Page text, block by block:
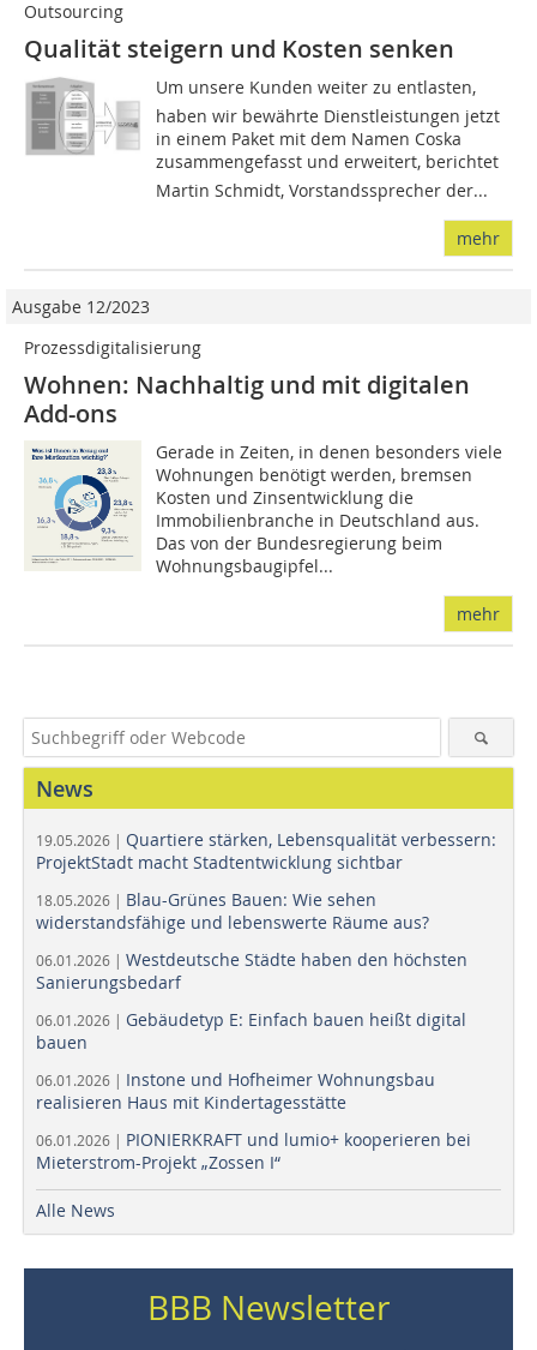
Outsourcing
Qualität steigern und Kosten senken
Um unsere Kunden weiter zu entlasten,
haben wir bewährte Dienstleistungen jetzt
in einem Paket mit dem Namen Coska
zusammengefasst und erweitert, berichtet
Martin Schmidt, Vorstandssprecher der...
mehr
Ausgabe 12/2023
Prozessdigitalisierung
Wohnen: Nachhaltig und mit digitalen
Add-ons
Gerade in Zeiten, in denen besonders viele
Wohnungen benötigt werden, bremsen
Kosten und Zinsentwicklung die
Immobilienbranche in Deutschland aus.
Das von der Bundesregierung beim
Wohnungsbaugipfel...
mehr
News
19.05.2026 | Quartiere stärken, Lebensqualität verbessern:
ProjektStadt macht Stadtentwicklung sichtbar
18.05.2026 | Blau-Grünes Bauen: Wie sehen
widerstandsfähige und lebenswerte Räume aus?
06.01.2026 | Westdeutsche Städte haben den höchsten
Sanierungsbedarf
06.01.2026 | Gebäudetyp E: Einfach bauen heißt digital
bauen
06.01.2026 | Instone und Hofheimer Wohnungsbau
realisieren Haus mit Kindertagesstätte
06.01.2026 | PIONIERKRAFT und lumio+ kooperieren bei
Mieterstrom-Projekt „Zossen I“
Alle News
BBB Newsletter